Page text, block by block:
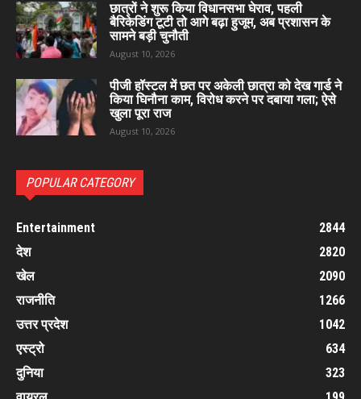
छात्रों ने शुरू किया विधानसभा घेराव, पहली
बैरिकेडिंग टूटी तो आगे बढ़ा हुजूम, अब प्रशासन के
सामने बड़ी चुनौती
August 10, 2026
पीजी हॉस्टल में छत पर अकेली छात्रा को देख गार्ड ने
किया घिनौना काम, विरोध करने पर दबाया गला; ऐसे
खुला पूरा राज
August 10, 2026
POPULAR CATEGORY
Entertainment
2844
देश
2820
खेल
2090
राजनीति
1266
उत्तर प्रदेश
1042
एस्ट्रो
634
दुनिया
323